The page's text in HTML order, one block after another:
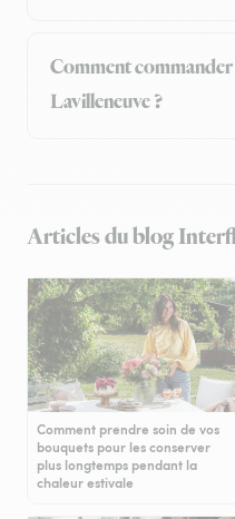
Comment commander
Lavilleneuve ?
Articles du blog
Comment prendre soin de vos
bouquets pour les conserver
plus longtemps pendant la
chaleur estivale